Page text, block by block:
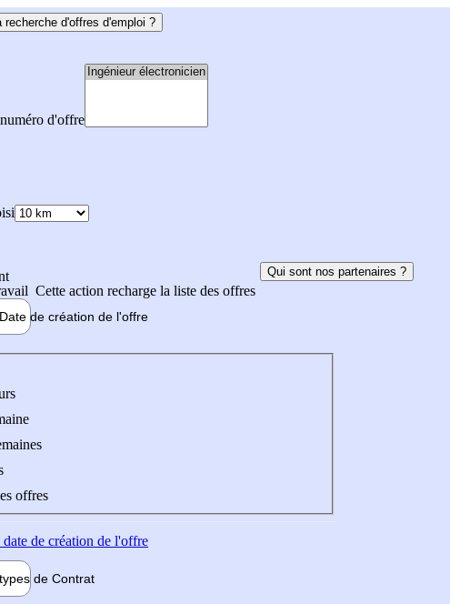
recherche d'offres d'emploi ?
d'offre
Cette action recharge la liste des offres
Qui sont nos partenaires ?
Date de création de l'offre
l'offre
offres
de création de l'offre
de Contrat